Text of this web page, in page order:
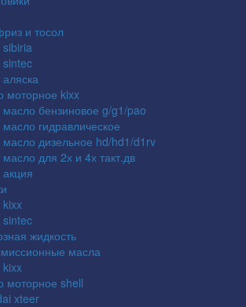
и тосол
sibiria
sintec
аляска
моторное kixx
масло бензиновое g/g1/pao
масло гидравлическое
масло дизельное hd/hd1/d1rv
масло для 2х и 4х такт.дв
акция
kixx
sintec
жидкость
масла
kixx
моторное shell
xteer